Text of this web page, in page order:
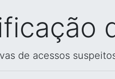
de acessos